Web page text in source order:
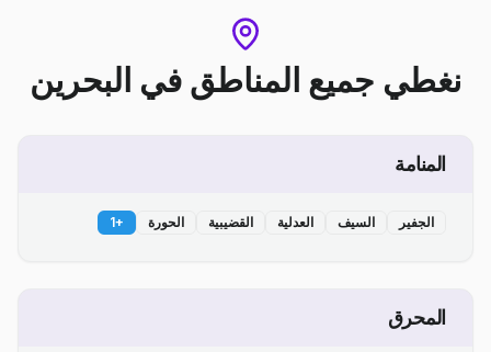
نغطي جميع المناطق في البحرين
المنامة
الجفير السيف العدلية القضيبية الحورة +
1
المحرق